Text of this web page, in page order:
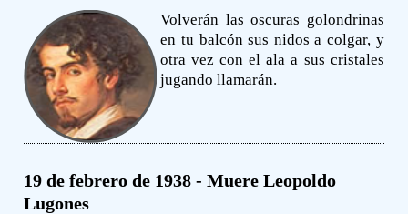
Volverán las oscuras golondrinas
en tu balcón sus nidos a colgar, y
otra vez con el ala a sus cristales
jugando llamarán.
19 de febrero de 1938 - Muere Leopoldo
Lugones